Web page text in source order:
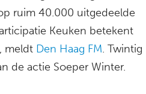
ruim 40.000 uitgedeelde
Keuken betekent
meldt Den Haag FM. Twintig
de actie Soeper Winter.